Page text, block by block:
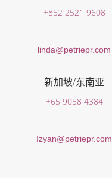
+852 2521 9608
linda@petriepr.com
新加坡/东南亚
+65 9058 4384
Izyan@petriepr.com